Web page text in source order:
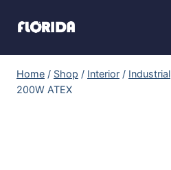
Home / Shop / Interior / Industrial
200W ATEX